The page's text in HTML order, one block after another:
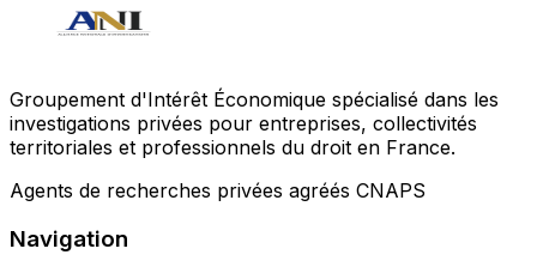
Groupement d'Intérêt Économique spécialisé dans les
investigations privées pour entreprises, collectivités
territoriales et professionnels du droit en France.
Agents de recherches privées agréés CNAPS
Navigation